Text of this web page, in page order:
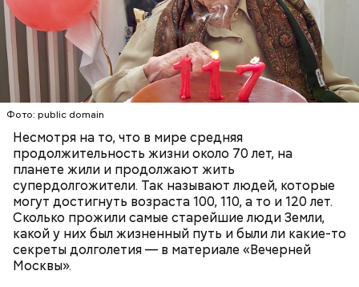
Фото: public domain
Несмотря на то, что в мире средняя
продолжительность жизни около 70 лет, на
планете жили и продолжают жить
супердолгожители. Так называют людей, которые
могут достигнуть возраста 100, 110, а то и 120 лет.
Сколько прожили самые старейшие люди Земли,
какой у них был жизненный путь и были ли какие-то
секреты долголетия — в материале «Вечерней
Москвы».
Фото: public domain
родственников, но в поле она продолжала
работать аж до 80 лет.
ПЕНСИОНЕРЫ
ПОЖИЛЫЕ ЛЮДИ
РЕКОРДЫ